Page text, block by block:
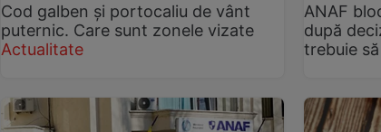
Cod galben și portocaliu de vânt
puternic. Care sunt zonele vizate
Actualitate
ANAF
după
trebuie